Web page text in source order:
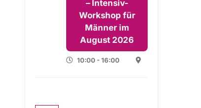
– Intensiv-
Workshop für
Männer im
August 2026
10:00 - 16:00